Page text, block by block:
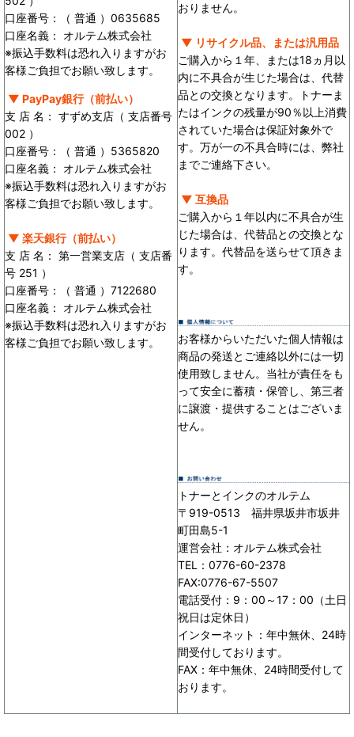
口座番号：（ 普通 ）0635685
口座名義： オルテム株式会社
※振込手数料は恐れ入りますがお
客様ご負担でお願い致します。
▼ PayPay銀行（前払い）
支 店 名： すずめ支店（ 支店番号
002 ）
口座番号：（ 普通 ）5365820
口座名義： オルテム株式会社
※振込手数料は恐れ入りますがお
客様ご負担でお願い致します。
▼ 楽天銀行（前払い）
支 店 名： 第一営業支店（ 支店番
号 251 ）
口座番号：（ 普通 ）7122680
口座名義： オルテム株式会社
※振込手数料は恐れ入りますがお
客様ご負担でお願い致します。
おりません。
▼ リサイクル品、または汎用品
ご購入から１年、または18ヵ月以
内に不具合が生じた場合は、代替
品との交換となります。トナーま
たはインクの残量が90％以上消費
されていた場合は保証対象外で
す。万が一の不具合時には、弊社
までご連絡下さい。
▼ 互換品
ご購入から１年以内に不具合が生
じた場合は、代替品との交換とな
ります。代替品を送らせて頂きま
す。
お客様からいただいた個人情報は
商品の発送とご連絡以外には一切
使用致しません。当社が責任をも
って安全に蓄積・保管し、第三者
に譲渡・提供することはございま
せん。
トナーとインクのオルテム
〒919-0513 福井県坂井市坂井
町田島5-1
運営会社：オルテム株式会社
TEL：0776-60-2378
FAX:0776-67-5507
電話受付：9：00～17：00（土日
祝日は定休日）
インターネット：年中無休、24時
間受付しております。
FAX：年中無休、24時間受付して
おります。